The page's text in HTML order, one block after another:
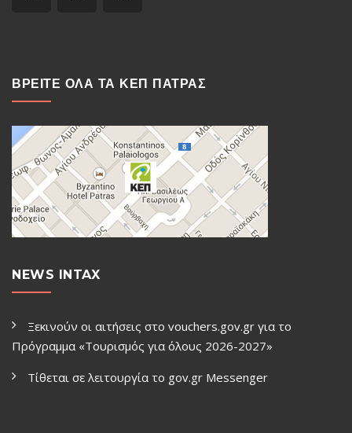
ΒΡΕΙΤΕ ΟΛΑ ΤΑ ΚΕΠ ΠΑΤΡΑΣ
NEWS INTAX
Ξεκινούν οι αιτήσεις στο vouchers.gov.gr για το
Πρόγραμμα «Τουρισμός για όλους 2026-2027»
Τίθεται σε λειτουργία το gov.gr Μessenger